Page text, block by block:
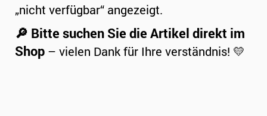
„nicht verfügbar“ angezeigt.
🔎 Bitte suchen Sie die Artikel direkt im
Shop – vielen Dank für Ihre verständnis! 💛